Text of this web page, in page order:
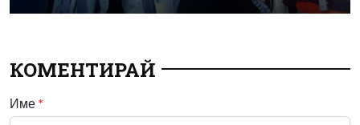
КОМЕНТИРАЙ
Име *